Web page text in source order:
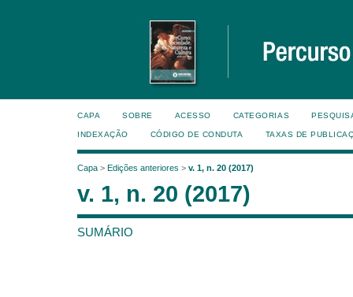
CAPA SOBRE ACESSO CATEGORIAS
INDEXAÇÃO CÓDIGO DE CONDUTA TAXAS DE
Capa > Edições anteriores > v. 1, n. 20 (2017)
v. 1, n. 20 (2017)
SUMÁRIO